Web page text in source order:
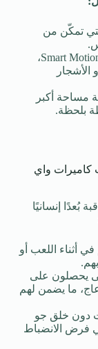
تمكّن من
الكشف الذكي عن الحركة Smart Motion Detection،
الأشجار
مساحة أكبر
بلحظة.
كاميرات واي
بُعدًا إنسانيًا
في أثناء اللعب أو
يحصلون على
ما يضمن لهم
دون خلق جو
فرض الانضباط